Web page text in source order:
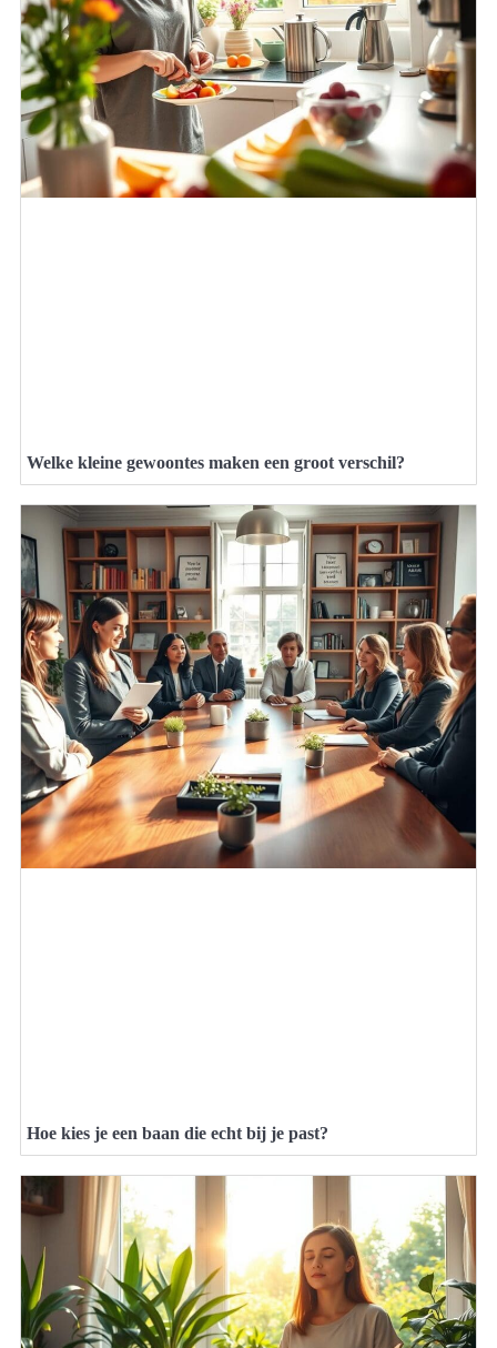
Welke kleine gewoontes maken een groot verschil?
Hoe kies je een baan die echt bij je past?